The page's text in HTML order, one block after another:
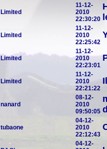
Limited
11-12-
2010
22:30:20
Limited
11-12-
2010
22:25:42
Limited
11-12-
2010
22:23:01
Limited
11-12-
2010
22:21:22
nanard
08-12-
2010
09:50:05
tubaone
04-12-
2010
22:12:43
04-12-